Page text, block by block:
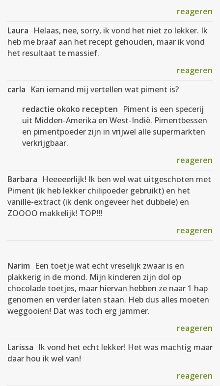
reageren
Laura Helaas, nee, sorry, ik vond het niet zo lekker. Ik
heb me braaf aan het recept gehouden, maar ik vond
het resultaat te massief.
reageren
carla Kan iemand mij vertellen wat piment is?
redactie okoko recepten Piment is een specerij
uit Midden-Amerika en West-Indië. Pimentbessen
en pimentpoeder zijn in vrijwel alle supermarkten
verkrijgbaar.
reageren
Barbara Heeeeerlijk! Ik ben wel wat uitgeschoten met
Piment (ik heb lekker chilipoeder gebruikt) en het
vanille-extract (ik denk ongeveer het dubbele) en
ZOOOO makkelijk! TOP!!!
reageren
Narim Een toetje wat echt vreselijk zwaar is en
plakkerig in de mond. Mijn kinderen zijn dol op
chocolade toetjes, maar hiervan hebben ze naar 1 hap
genomen en verder laten staan. Heb dus alles moeten
weggooien! Dat was toch erg jammer.
reageren
Larissa Ik vond het echt lekker! Het was machtig maar
daar hou ik wel van!
reageren